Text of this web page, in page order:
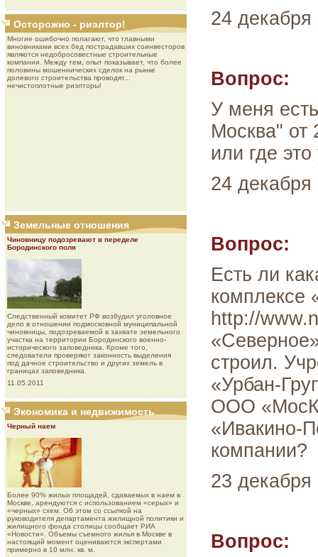
Осторожно - риэлтор!
Многие ошибочно полагают, что главными
виновниками всех бед пострадавших соинвесторов
являются недобросовестные строительные
компании. Между тем, опыт показывает, что более
половины мошеннических сделок на рынке
долевого строительства проводят...
нечистоплотные риэлторы!
Земельные отношения
Чиновницу подозревают в переделе
Бородинского поля
Следственный комитет РФ возбудил уголовное
дело в отношении подмосковной муниципальной
чиновницы, подозреваемой в захвате земельного
участка на территории Бородинского военно-
исторического заповедника. Кроме того,
следователи проверяют законность выделения
под дачное строительство и других земель в
границах заповедника.
11.05.2011
Экономика и недвижимость
Черный наем
Более 90% жилых площадей, сдаваемых в наем в
Москве, арендуются с использованием «серых» и
«черных» схем. Об этом со ссылкой на
руководителя департамента жилищной политики и
жилищного фонда столицы сообщает РИА
«Новости». Объемы съемного жилья в Москве в
настоящий момент оцениваются экспертами
примерно в 10 млн. кв. м.
24
Вопрос:
У меня
Москва" от
или где это
24
Вопрос:
Есть ли
комплексе
http://
строил.
«Урбан-
ООО
«Ивакино-
компании?
23
Вопрос: